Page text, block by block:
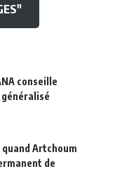
conseille
Artchoum
de